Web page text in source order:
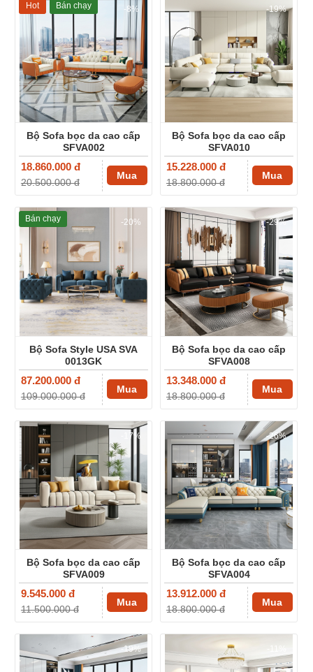
Bộ Sofa bọc da cao cấp
SFVA002
18.860.000 đ
-8%
20.500.000 đ
Mua
Hot Bán chạy
Bộ Sofa bọc da cao cấp
SFVA010
15.228.000 đ
-19%
18.800.000 đ
Mua
Bộ Sofa Style USA SVA
0013GK
87.200.000 đ
-20%
109.000.000 đ
Mua
Bán chạy
Bộ Sofa bọc da cao cấp
SFVA008
13.348.000 đ
-29%
18.800.000 đ
Mua
Bộ Sofa bọc da cao cấp
SFVA009
9.545.000 đ
-17%
11.500.000 đ
Mua
Bộ Sofa bọc da cao cấp
SFVA004
13.912.000 đ
-26%
18.800.000 đ
Mua
-19%